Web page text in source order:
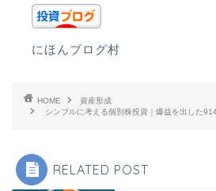
にほんブログ村
HOME
資産形成
シンプルに考える個別株投資｜爆益を出した
RELATED POST